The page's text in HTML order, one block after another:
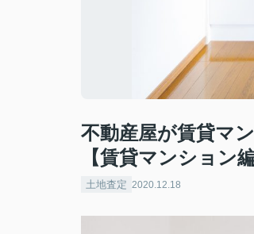
不動産屋が賃貸マ
【賃貸マンション編
土地査定 2020.12.18